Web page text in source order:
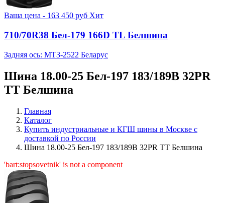
Ваша цена - 163 450 руб Хит
710/70R38 Бел-179 166D TL Белшина
Задняя ось: МТЗ-2522 Беларус
Шина 18.00-25 Бел-197 183/189B 32PR
TT Белшина
Главная
Каталог
Купить индустриальные и КГШ шины в Москве с
доставкой по России
Шина 18.00-25 Бел-197 183/189B 32PR TT Белшина
'bart:stopsovetnik' is not a component